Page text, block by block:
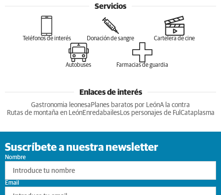
Servicios
Teléfonos de interés Donación de sangre Cartelera de cine
Autobuses Farmacias de guardia
Enlaces de interés
Gastronomia leonesa Planes baratos por LeónA la contra
Rutas de montaña en LeónEnredabailesLos personajes de Ful Cataplasma
Suscríbete a nuestra newsletter
Nombre
Email